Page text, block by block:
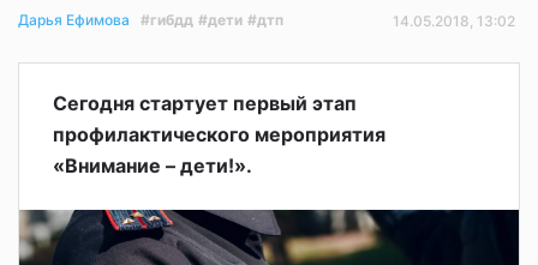
Дарья Ефимова #гибдд #дети #дтп 14.05.2018, 13:02
Сегодня стартует первый этап
профилактического мероприятия
«Внимание – дети!».